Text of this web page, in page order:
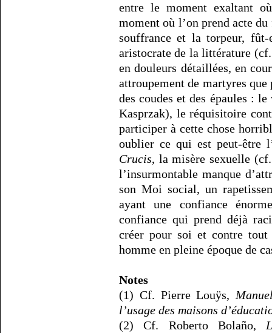
entre le moment exaltant
moment où l’on prend acte
souffrance et la torpeur,
aristocrate de la littérature
en douleurs détaillées, en
attroupement de martyres
des coudes et des épaules :
Kasprzak), le réquisitoire
participer à cette chose
oublier ce qui est peut-être
Crucis, la misère sexuelle
l’insurmontable manque
son Moi social, un
ayant une confiance
confiance qui prend déjà
créer pour soi et contre tout
homme en pleine époque de
Notes
(1) Cf. Pierre Louÿs,
l’usage des maisons
(2) Cf. Roberto Bolaño,